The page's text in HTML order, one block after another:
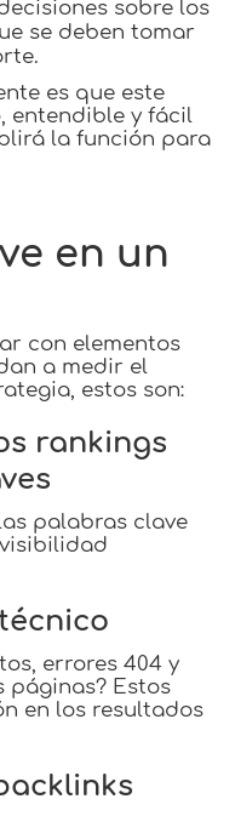
sobre los
se deben tomar
es que este
entendible y fácil
la función para
en un
con elementos
a medir el
estos son:
rankings
palabras clave
errores 404 y
páginas? Estos
en los resultados